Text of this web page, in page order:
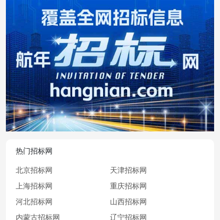
热门招标网
北京招标网
天津招标网
上海招标网
重庆招标网
河北招标网
山西招标网
内蒙古招标网
辽宁招标网